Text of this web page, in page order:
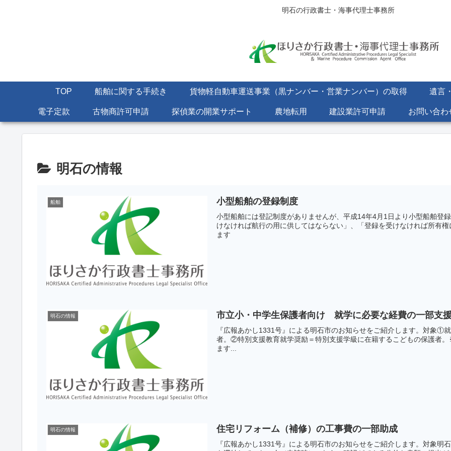
明石の行政書士・海事代理士事務所
TOP 船舶に関する手続き 貨物軽自動車運送事業（黒ナンバー・営業ナンバー）の取得 遺言
電子定款 古物商許可申請 探偵業の開業サポート 農地転用 建設業許可申請 お問い合わ
明石の情報
船舶 小型船舶の登録制度
小型船舶には登記制度がありませんが、平成14年4月1日より小型船舶登
けなければ航行の用に供してはならない」、「登録を受けなければ所有
ます
明石の情報 市立小・中学生保護者向け 就学に必要な経費の一部支
『広報あかし1331号』による明石市のお知らせをご紹介します。対象①
者。②特別支援教育就学奨励＝特別支援学級に在籍するこどもの保護者
ます...
明石の情報 住宅リフォーム（補修）の工事費の一部助成
『広報あかし1331号』による明石市のお知らせをご紹介します。対象